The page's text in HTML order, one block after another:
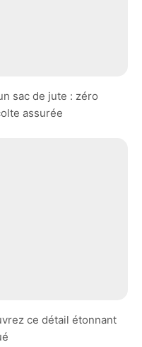
sac de jute : zéro
assurée
ce détail étonnant